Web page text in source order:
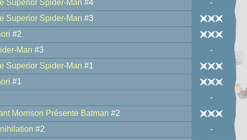
Superior Spider-Man #4
-
Superior Spider-Man #3
#2
Man #3
-
Superior Spider-Man #1
#1
-
Morrison Présente Batman #2
#2
-